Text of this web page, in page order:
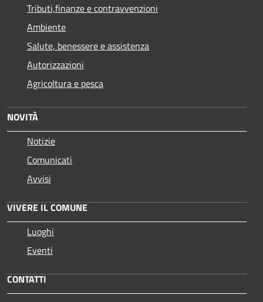
Tributi,finanze e contravvenzioni
Ambiente
Salute, benessere e assistenza
Autorizzazioni
Agricoltura e pesca
NOVITÀ
Notizie
Comunicati
Avvisi
VIVERE IL COMUNE
Luoghi
Eventi
CONTATTI